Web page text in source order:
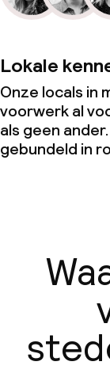
Lokale
Onze locals in
voorwerk al
als geen
gebundeld in